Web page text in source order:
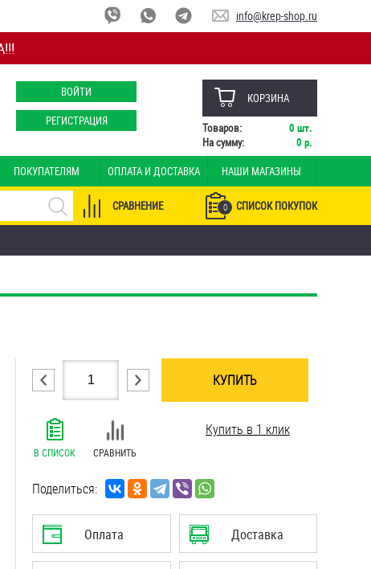
info@krep-shop.ru
ВОЙТИ
РЕГИСТРАЦИЯ
КОРЗИНА
Товаров: 0 шт.
На сумму:
0 р.
ПОКУПАТЕЛЯМ ОПЛАТА И ДОСТАВКА НАШИ МАГАЗИНЫ
0 СПИСОК ПОКУПОК
СРАВНЕНИЕ
КУПИТЬ
В СПИСОК СРАВНИТЬ
Купить в 1 клик
Поделиться:
Оплата Доставка